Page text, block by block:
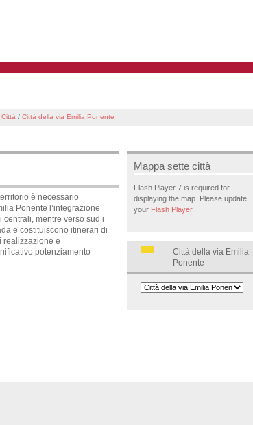
/ Città della via Emilia Ponente
è necessario
Ponente l’integrazione
mentre verso sud i
e costituiscono itinerari di
realizzazione e
potenziamento
Mappa sette città
Flash Player 7 is required for
displaying the map. Please update
your Flash Player.
Città della via Emilia
Ponente